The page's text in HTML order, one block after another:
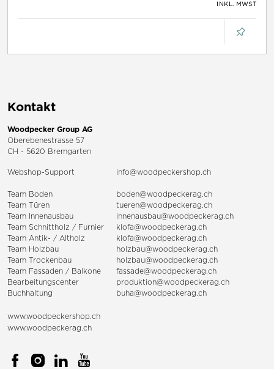
INKL. MWST
Kontakt
Woodpecker Group AG
Oberebenestrasse 57
CH - 5620 Bremgarten
Webshop-Support info@woodpeckershop.ch
Team Boden
boden@woodpeckerag.ch
Team Türen
tueren@woodpeckerag.ch
Team Innenausbau
innenausbau@woodpeckerag.ch
Team Schnittholz / Furnier
klofa@woodpeckerag.ch
Team Antik- / Altholz
klofa@woodpeckerag.ch
Team Holzbau
holzbau@woodpeckerag.ch
Team Trockenbau
holzbau@woodpeckerag.ch
Team Fassaden / Balkone
fassade@woodpeckerag.ch
Bearbeitungscenter
produktion@woodpeckerag.ch
Buchhaltung
buha@woodpeckerag.ch
www.woodpeckershop.ch
www.woodpeckerag.ch